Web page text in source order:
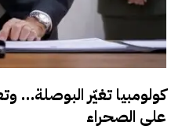
كولومبيا تغيّر البوصلة…
على الصحراء